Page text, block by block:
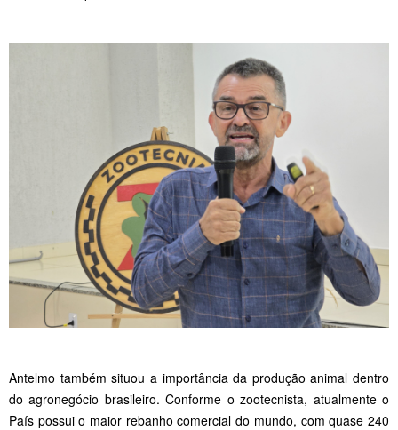
Antelmo também situou a importância da produção animal dentro
do agronegócio brasileiro. Conforme o zootecnista, atualmente o
País possui o maior rebanho comercial do mundo, com quase 240